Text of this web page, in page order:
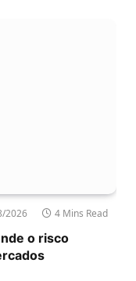
2026 4 Mins Read
o risco